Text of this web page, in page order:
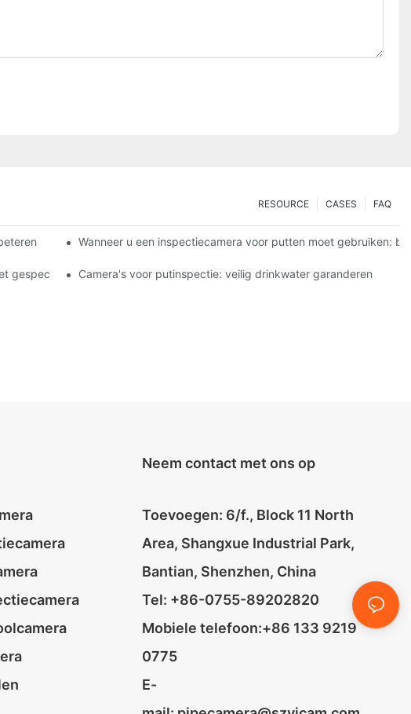
FAQ
CASES
RESOURCE
Wanneer u een inspectiecamera voor putten moet gebruiken:
gespecialiseerde camera'sCamera's voor putinspectie: veilig drinkwater garanderen
Neem contact met ons op
Toevoegen: 6/f., Block 11 North
Area, Shangxue Industrial Park,
Bantian, Shenzhen, China
Tel: +86-0755-89202820
Mobiele telefoon:+86 133 9219
0775
E-